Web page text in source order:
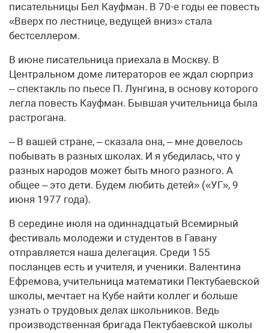
писательницы Бел Кауфман. В 70-е годы ее повесть
«Вверх по лестнице, ведущей вниз» стала
бестселлером.
В июне писательница приехала в Москву. В
Центральном доме литераторов ее ждал сюрприз
– спектакль по пьесе П. Лунгина, в основу которого
легла повесть Кауфман. Бывшая учительница была
растрогана.
– В вашей стране, – сказала она, – мне довелось
побывать в разных школах. И я убедилась, что у
разных народов может быть много разного. А
общее – это дети. Будем любить детей» («УГ», 9
июня 1977 года).
В середине июля на одиннадцатый Всемирный
фестиваль молодежи и студентов в Гавану
отправляется наша делегация. Среди 155
посланцев есть и учителя, и ученики. Валентина
Ефремова, учительница математики Пектубаевской
школы, мечтает на Кубе найти коллег и больше
узнать о трудовых делах школьников. Ведь
производственная бригада Пектубаевской школы